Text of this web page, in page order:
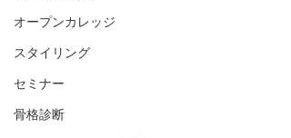
オープンカレッジ
スタイリング
セミナー
骨格診断